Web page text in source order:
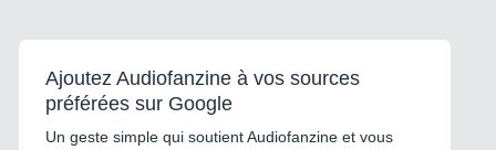
Ajoutez Audiofanzine à vos sources
préférées sur Google
Un geste simple qui soutient Audiofanzine et vous